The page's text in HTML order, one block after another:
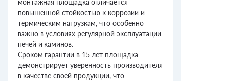
монтажная площадка отличается
повышенной стойкостью к коррозии и
термическим нагрузкам, что особенно
важно в условиях регулярной эксплуатации
печей и каминов.
Сроком гарантии в 15 лет площадка
демонстрирует уверенность производителя
в качестве своей продукции, что